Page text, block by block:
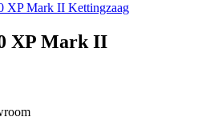
XP Mark II